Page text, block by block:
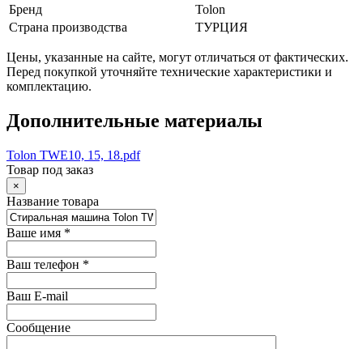
Бренд
Tolon
Страна производства
ТУРЦИЯ
Цены, указанные на сайте, могут отличаться от фактических.
Перед покупкой уточняйте технические характеристики и
комплектацию.
Дополнительные материалы
Tolon TWE10, 15, 18.pdf
Товар под заказ
×
Название товара
Ваше имя *
Ваш телефон *
Ваш E-mail
Сообщение